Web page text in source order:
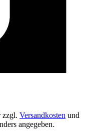
zzgl. Versandkosten und
angegeben.